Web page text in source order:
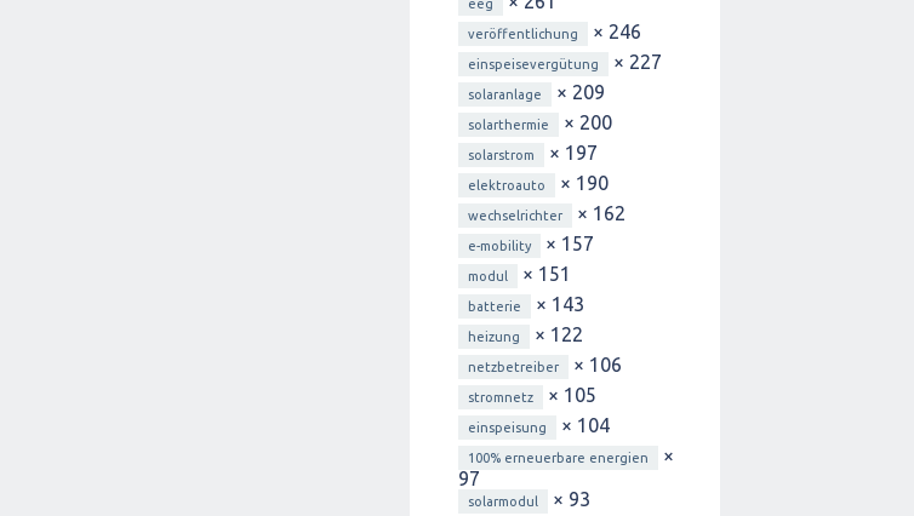
eeg
veröffentlichung × 246
einspeisevergütung × 227
solaranlage × 209
solarthermie × 200
solarstrom × 197
elektroauto × 190
wechselrichter × 162
e-mobility × 157
modul × 151
batterie × 143
heizung × 122
netzbetreiber × 106
stromnetz × 105
einspeisung × 104
100% erneuerbare energien
×
97
solarmodul × 93